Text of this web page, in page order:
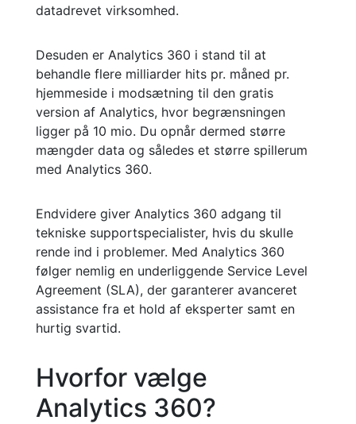
datadrevet virksomhed.
Desuden er Analytics 360 i stand til at
behandle flere milliarder hits pr. måned pr.
hjemmeside i modsætning til den gratis
version af Analytics, hvor begrænsningen
ligger på 10 mio. Du opnår dermed større
mængder data og således et større spillerum
med Analytics 360.
Endvidere giver Analytics 360 adgang til
tekniske supportspecialister, hvis du skulle
rende ind i problemer. Med Analytics 360
følger nemlig en underliggende Service Level
Agreement (SLA), der garanterer avanceret
assistance fra et hold af eksperter samt en
hurtig svartid.
Hvorfor vælge
Analytics 360?